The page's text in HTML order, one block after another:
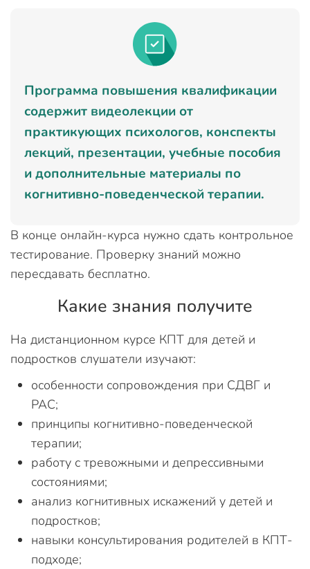
Программа повышения квалификации
содержит видеолекции от
практикующих психологов, конспекты
лекций, презентации, учебные пособия
и дополнительные материалы по
когнитивно-поведенческой терапии.
В конце онлайн-курса нужно сдать контрольное
тестирование. Проверку знаний можно
пересдавать бесплатно.
Какие знания получите
На дистанционном курсе КПТ для детей и
подростков слушатели изучают:
особенности сопровождения при СДВГ и
РАС;
принципы когнитивно-поведенческой
терапии;
работу с тревожными и депрессивными
состояниями;
анализ когнитивных искажений у детей и
подростков;
навыки консультирования родителей в КПТ-
подходе;